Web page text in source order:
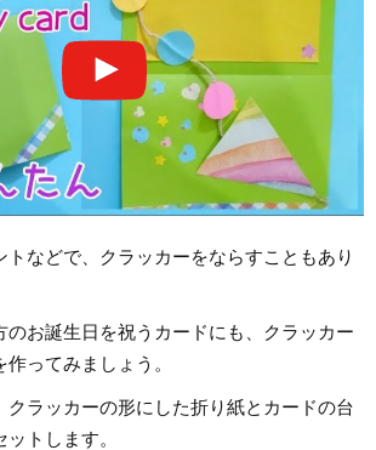
トなどで、クラッカーをならすこともあり
のお誕生日を祝うカードにも、クラッカー
ってみましょう。
クラッカーの形にした折り紙とカードの台
トします。